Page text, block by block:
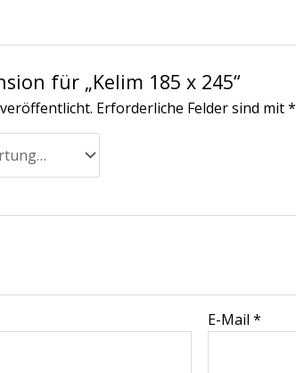
für „Kelim 185 x 245“
Erforderliche Felder sind mit*
E-Mail*